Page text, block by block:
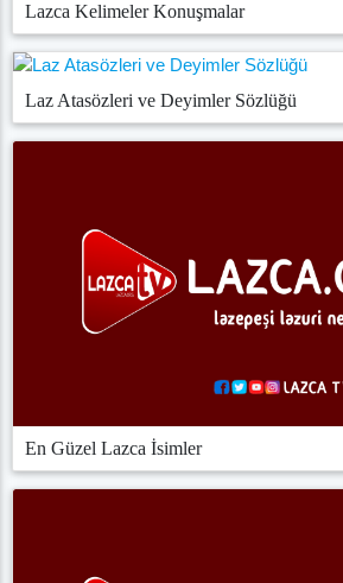
Lazca Kelimeler Konuşmalar
Laz Atasözleri ve Deyimler Sözlüğü
En Güzel Lazca İsimler